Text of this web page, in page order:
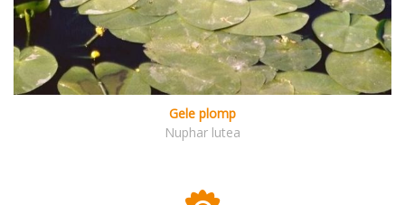
Gele plomp
Nuphar lutea